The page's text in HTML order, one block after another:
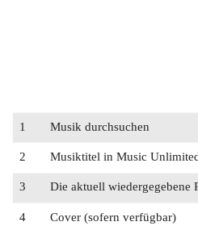
1 Musik durchsuchen
2 Musiktitel in Music
3 Die aktuell wiedergegebene
4 Cover (sofern verfügbar)